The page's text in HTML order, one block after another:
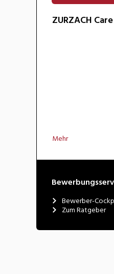
ZURZACH Care
Mehr
Bewerber-
Zum Ratgeber